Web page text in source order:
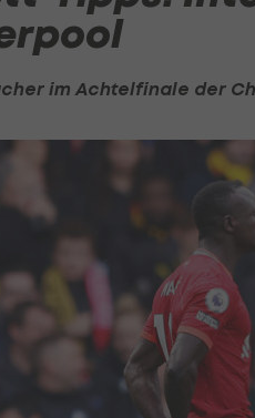
im Achtelfinale der